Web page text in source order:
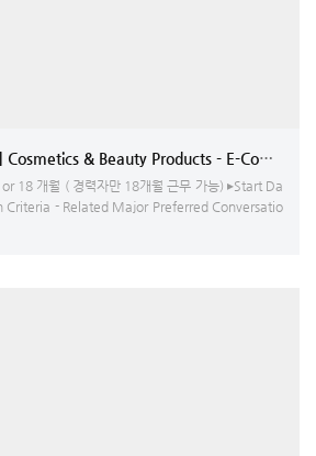
[ICDC 미국인턴 / NY ]
18 개월 ( 경력자만 18개월 근무 가능) ▸Start Da
Criteria - Related Major Preferred Conversatio